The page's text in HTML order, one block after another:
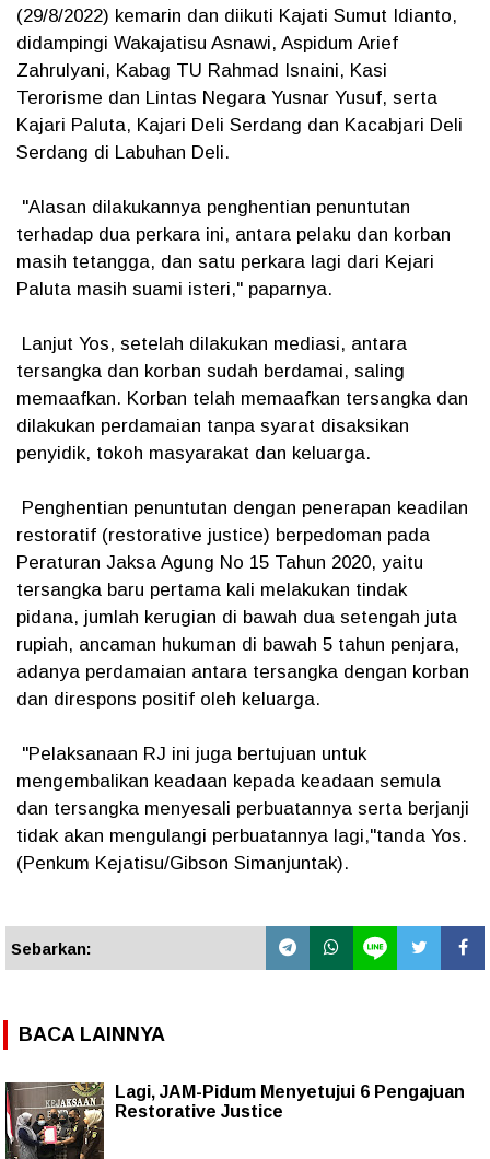
(29/8/2022) kemarin dan diikuti Kajati Sumut Idianto,
didampingi Wakajatisu Asnawi, Aspidum Arief
Zahrulyani, Kabag TU Rahmad Isnaini, Kasi
Terorisme dan Lintas Negara Yusnar Yusuf, serta
Kajari Paluta, Kajari Deli Serdang dan Kacabjari Deli
Serdang di Labuhan Deli.
"Alasan dilakukannya penghentian penuntutan
terhadap dua perkara ini, antara pelaku dan korban
masih tetangga, dan satu perkara lagi dari Kejari
Paluta masih suami isteri," paparnya.
Lanjut Yos, setelah dilakukan mediasi, antara
tersangka dan korban sudah berdamai, saling
memaafkan. Korban telah memaafkan tersangka dan
dilakukan perdamaian tanpa syarat disaksikan
penyidik, tokoh masyarakat dan keluarga.
Penghentian penuntutan dengan penerapan keadilan
restoratif (restorative justice) berpedoman pada
Peraturan Jaksa Agung No 15 Tahun 2020, yaitu
tersangka baru pertama kali melakukan tindak
pidana, jumlah kerugian di bawah dua setengah juta
rupiah, ancaman hukuman di bawah 5 tahun penjara,
adanya perdamaian antara tersangka dengan korban
dan direspons positif oleh keluarga.
"Pelaksanaan RJ ini juga bertujuan untuk
mengembalikan keadaan kepada keadaan semula
dan tersangka menyesali perbuatannya serta berjanji
tidak akan mengulangi perbuatannya lagi,"tanda Yos.
(Penkum Kejatisu/Gibson Simanjuntak).
Sebarkan:
BACA LAINNYA
Lagi, JAM-Pidum Menyetujui 6 Pengajuan
Restorative Justice